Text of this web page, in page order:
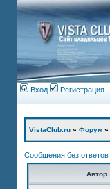
Вход Регистрация
VistaClub.ru » Форум »
Сообщения без ответов
Автор